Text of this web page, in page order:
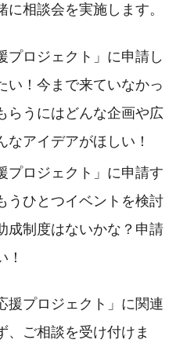
相談会を実施します。
プロジェクト」に申請し
い！今まで来ていなかっ
らうにはどんな企画や広
なアイデアがほしい！
プロジェクト」に申請す
うひとつイベントを検討
成制度はないかな？申請
！
援プロジェクト」に関連
、ご相談を受け付けま